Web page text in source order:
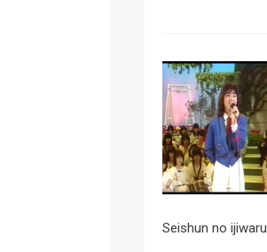
Seishun no ijiwaru